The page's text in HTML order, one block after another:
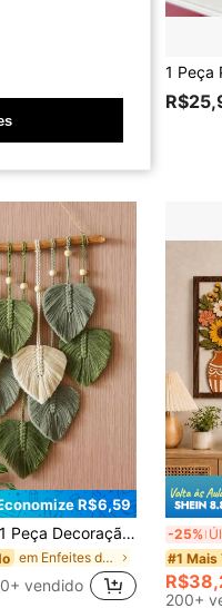
em Enfeites decorativos pendurados
vendido
R$6,59
1 Peça Decoração de Parede Pendurada Folha Tecida à Mão, Decoração de Parede Artesanal Tecida, Arte de Parede Verde, Decoração Doméstica Estilo Boho, Presente de Inauguração, Decoração Estilo Fazenda, Estilo Moderno Medieval, Decoração de Cabeceira, Tapeçaria de Corda Tecida à Mão, Adequada para Quarto e Sala de Estar
em Enfeites decorativos pendurados
vendido
-25%
#1 Mais
200+